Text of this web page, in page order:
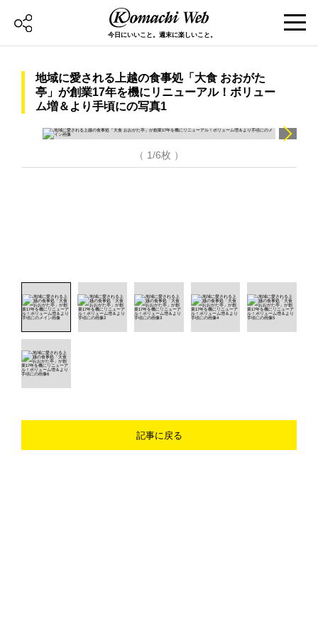
今日にいいこと。週末に楽しいこと。
地域に愛される上越の食事処「大食 おおがた
亭」が創業17年を機にリニューアル！ボリュー
ム増＆より手頃にの写真1
（ 1/6枚 ）
記事に戻る